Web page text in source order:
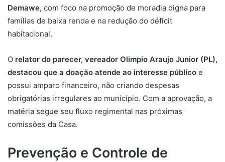
Demawe, com foco na promoção de moradia digna para
famílias de baixa renda e na redução do déficit
habitacional.
O relator do parecer, vereador Olimpio Araujo Junior (PL),
destacou que a doação atende ao interesse público e
possui amparo financeiro, não criando despesas
obrigatórias irregulares ao município. Com a aprovação, a
matéria segue seu fluxo regimental nas próximas
comissões da Casa.
Prevenção e Controle de